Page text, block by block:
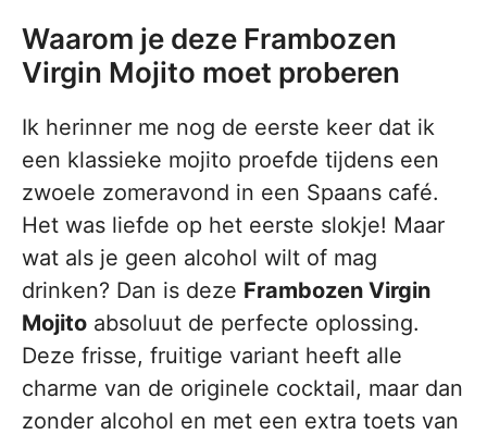
Waarom je deze Frambozen
Virgin Mojito moet proberen
Ik herinner me nog de eerste keer dat ik
een klassieke mojito proefde tijdens een
zwoele zomeravond in een Spaans café.
Het was liefde op het eerste slokje! Maar
wat als je geen alcohol wilt of mag
drinken? Dan is deze Frambozen Virgin
Mojito absoluut de perfecte oplossing.
Deze frisse, fruitige variant heeft alle
charme van de originele cocktail, maar dan
zonder alcohol en met een extra toets van